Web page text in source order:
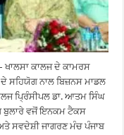
ਕਾਲਜ ਦੇ ਕਾਮਰਸ
ਨਾਲ ਬਿਜ਼ਨਸ ਮਾਡਲ
ਪ੍ਰਿੰਸੀਪਲ ਡਾ. ਆਤਮ ਸਿੰਘ
ਬੁਲਾਰੇ ਵਜੋਂ ਇਨਕਮ ਟੈਕਸ
ਸਵਦੇਸ਼ੀ ਜਾਗਰਣ ਮੰਚ ਪੰਜਾਬ